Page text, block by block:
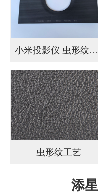
小米投影仪 虫形纹工...
虫形纹工艺
添星